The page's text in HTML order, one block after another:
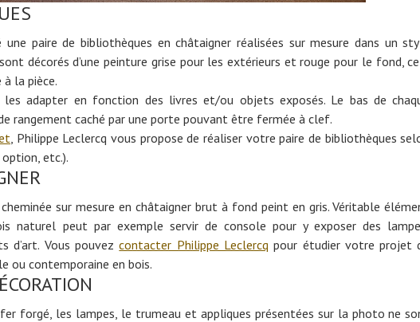
paire de bibliothèques en châtaigner réalisées sur mesure dans un
décorés d’une peinture grise pour les extérieurs et rouge pour le fond,
la pièce.
adapter en fonction des livres et/ou objets exposés. Le bas de
rangement caché par une porte pouvant être fermée à clef.
, Philippe Leclercq vous propose de réaliser votre paire de bibliothèques
etc.).
sur mesure en châtaigner brut à fond peint en gris. Véritable
naturel peut par exemple servir de console pour y exposer des
d’art. Vous pouvezcontacter Philippe Leclercq pour étudier votre projet
ou contemporaine en bois.
forgé, les lampes, le trumeau et appliques présentées sur la photo ne